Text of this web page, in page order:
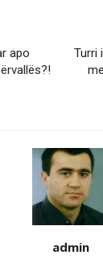
apo
Turri
admin